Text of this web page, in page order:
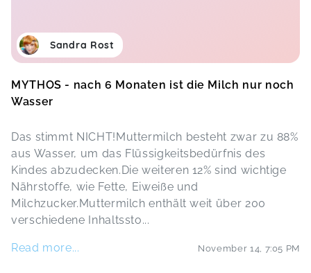
Sandra Rost
MYTHOS - nach 6 Monaten ist die Milch nur noch
Wasser
Das stimmt NICHT!Muttermilch besteht zwar zu 88%
aus Wasser, um das Flüssigkeitsbedürfnis des
Kindes abzudecken.Die weiteren 12% sind wichtige
Nährstoffe, wie Fette, Eiweiße und
Milchzucker.Muttermilch enthält weit über 200
verschiedene Inhaltssto...
Read more... November 14 7:05 PM